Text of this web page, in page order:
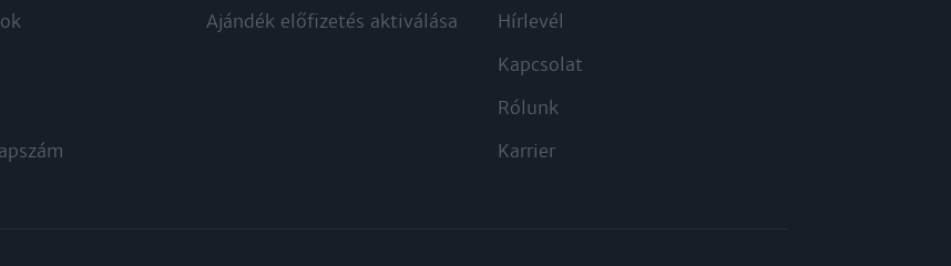
Ajándék előfizetés aktiválása
Hírlevél
Kapcsolat
Rólunk
Karrier